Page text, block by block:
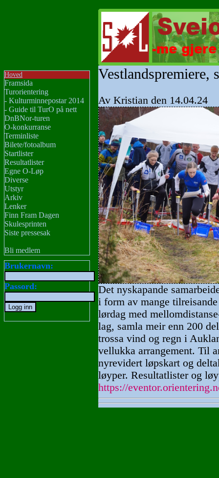
Hoved
Framsida
Turorientering
- Kulturminnepostar 2014
- Guide til TurO på nett
DnBNor-turen
O-konkurranse
Terminliste
Bilete/fotoalbum
Startlister
Resultatlister
Egne O-Løp
Diverse
Utstyr
Arkiv
Lenker
Finn Fram Dagen
Skulesprinten
Siste pressesak
Bli medlem
Brukernavn:
Passord:
Vestlandspremiere,
Av Kristian den 14.04.24
Det nyskapande
i form av mange
lørdag med
lag, samla meir enn 200
trossa vind og regn i
vellukka arrangement. Til
nyrevidert løpskart og
løyper. Resultatlister og
https://